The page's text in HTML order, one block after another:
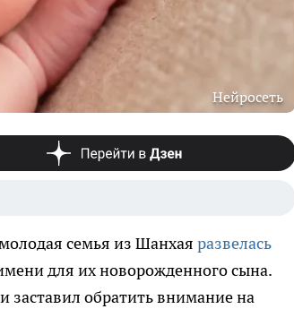
Нейросеть
семья из Шанхая развелась
для их новорожденного сына.
обратить внимание на